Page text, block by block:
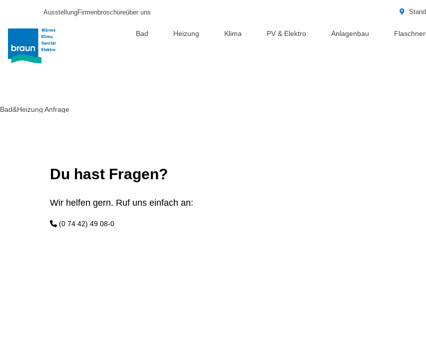
AusstellungFirmenbroschüreüber uns
Bad Heizung Klima PV & Elektro Anlagenbau
Bad&Heizung Anfrage
Du hast Fragen?
Wir helfen gern. Ruf uns einfach an:
(0 74 42) 49 08-0